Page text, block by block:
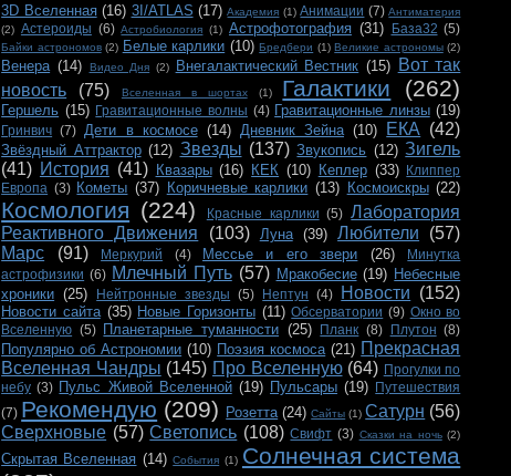
3D Вселенная (16) 3I/ATLAS (17) Академия (1) Анимации (7) Антиматерия
(2) Астероиды (6) Астробиология (1) Астрофотография (31) База32 (5)
Байки астрономов (2) Белые карлики (10) Бредбери (1) Великие астрономы (2)
Венера (14) Видео Дня (2) Внегалактический Вестник (15)
Вот так
новость
(75) Вселенная в шортах (1) Галактики (262)
Гершель (15) Гравитационные волны (4) Гравитационные линзы (19)
Гринвич (7) Дети в космосе (14) Дневник Зейна (10) ЕКА (42)
Звёздный Аттрактор (12) Звезды (137) Звукопись (12) Зигель
(41) История (41) Квазары (16) КЕК (10) Кеплер (33) Клиппер
Европа (3) Кометы (37) Коричневые карлики (13) Космоискры (22)
Космология (224) Красные карлики (5) Лаборатория
Реактивного Движения
(103) Луна (39) Любители
(57)
Марс
(91) Меркурий (4) Мессье и его звери (26)
Минутка
астрофизики (6) Млечный Путь (57) Мракобесие (19) Небесные
хроники (25) Нейтронные звезды (5) Нептун (4) Новости (152)
Новости сайта (35) Новые Горизонты (11) Обсерватории (9) Окно во
Вселенную (5) Планетарные туманности (25) Планк (8) Плутон (8)
Популярно об Астрономии (10) Поэзия космоса (21) Прекрасная
Вселенная Чандры (145) Про Вселенную (64) Прогулки по
небу (3) Пульс Живой Вселенной (19) Пульсары (19) Путешествия
(7) Рекомендую (209) Розетта (24) Сайты (1) Сатурн (56)
Сверхновые (57) Светопись (108) Свифт (3) Сказки на ночь (2)
Скрытая Вселенная (14) События (1) Солнечная система